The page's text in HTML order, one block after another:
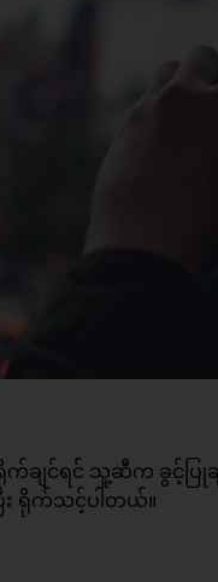
ျင်ရင် သူ့ဆီက ခွင့်ပြု
ြီး ရိုက်သင့်ပါတယ်။